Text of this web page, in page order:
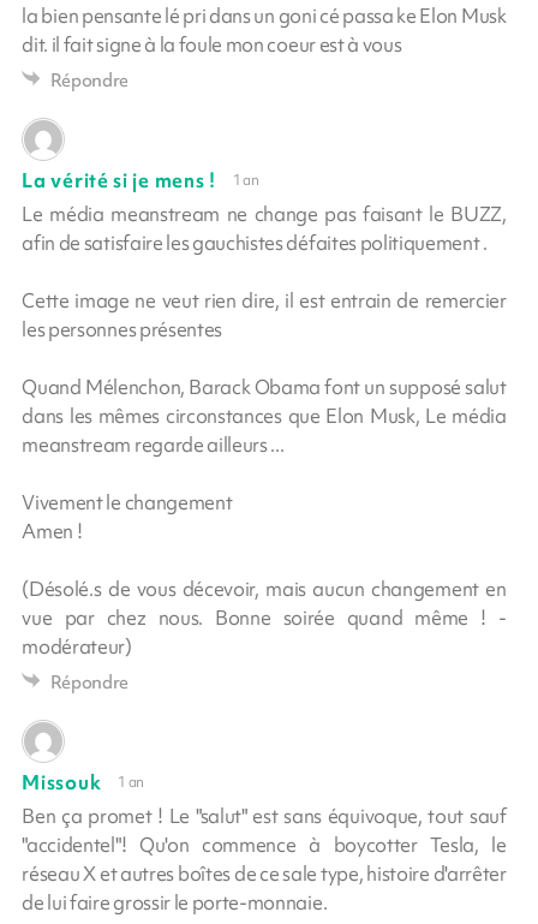
la bien pensante lé pri dans un goni cé passa ke Elon Musk
dit. il fait signe à la foule mon coeur est à vous
Répondre
La vérité si je mens ! 1 an
Le média meanstream ne change pas faisant le BUZZ,
afin de satisfaire les gauchistes défaites politiquement .
Cette image ne veut rien dire, il est entrain de remercier
les personnes présentes
Quand Mélenchon, Barack Obama font un supposé salut
dans les mêmes circonstances que Elon Musk, Le média
meanstream regarde ailleurs ...
Vivement le changement
Amen !
(Désolé.s de vous décevoir, mais aucun changement en
vue par chez nous. Bonne soirée quand même ! -
modérateur)
Répondre
Missouk 1 an
Ben ça promet ! Le "salut" est sans équivoque, tout sauf
"accidentel"! Qu'on commence à boycotter Tesla, le
réseau X et autres boîtes de ce sale type, histoire d'arrêter
de lui faire grossir le porte-monnaie.